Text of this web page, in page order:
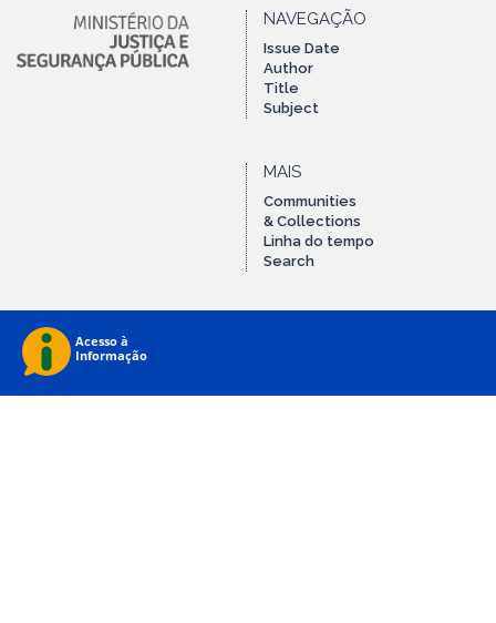
NAVEGAÇÃO
Issue Date
Author
Title
Subject
MAIS
Communities
& Collections
Linha do tempo
Search